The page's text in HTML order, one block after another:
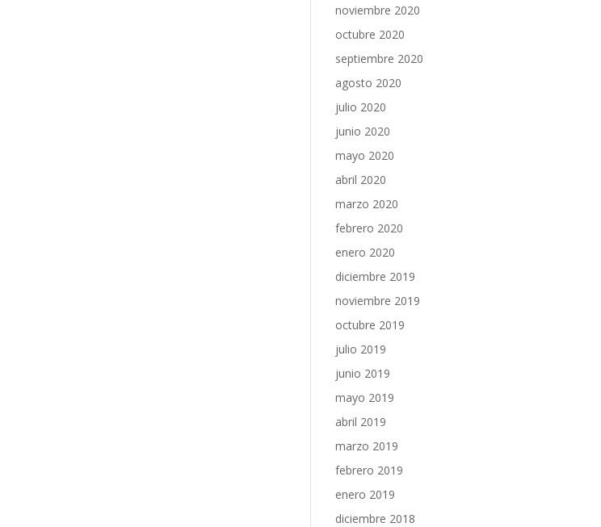
noviembre 2020
octubre 2020
septiembre 2020
agosto 2020
julio 2020
junio 2020
mayo 2020
abril 2020
marzo 2020
febrero 2020
enero 2020
diciembre 2019
noviembre 2019
octubre 2019
julio 2019
junio 2019
mayo 2019
abril 2019
marzo 2019
febrero 2019
enero 2019
diciembre 2018